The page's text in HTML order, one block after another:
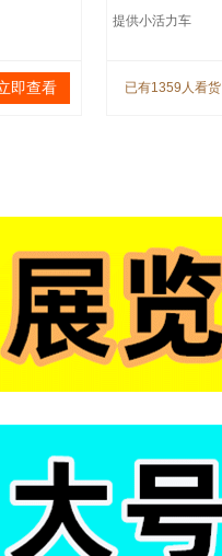
即查看
提供小活力车
已有1359人看货